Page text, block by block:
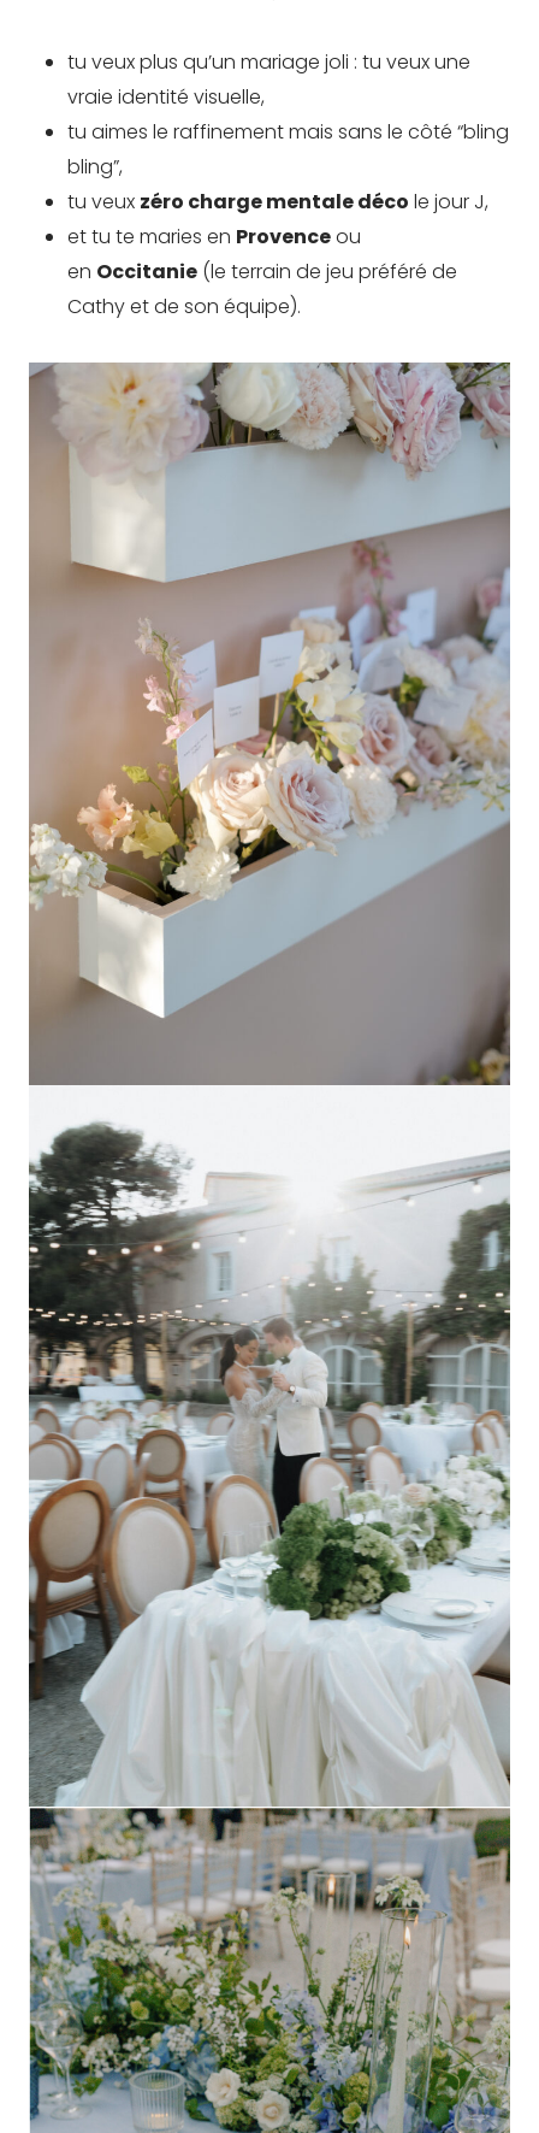
tu veux plus qu’un mariage joli : tu veux une
vraie identité visuelle,
tu aimes le raffinement mais sans le côté “bling
bling”,
tu veux zéro charge mentale déco le jour J,
et tu te maries en Provenceou
en Occitanie (le terrain de jeu préféré de
Cathy et de son équipe).